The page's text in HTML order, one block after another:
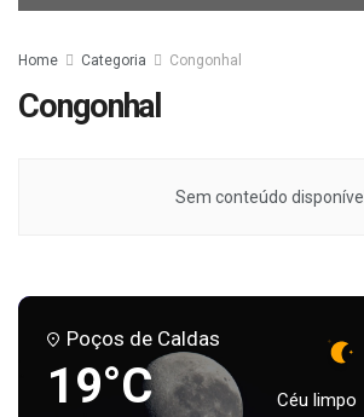
Home Categoria Congonhal
Congonhal
Sem conteúdo disponível
Poços de Caldas
19°C Céu limpo